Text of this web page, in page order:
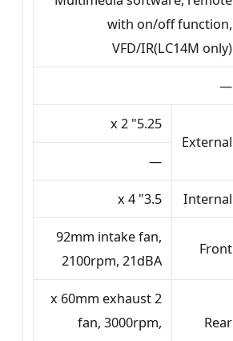
with on/off function,
VFD/IR(LC14M only)
—
External
5.25" x 2
—
Internal
3.5" x 4
Front
92mm intake fan,
2100rpm, 21dBA
Rear
2 x 60mm exhaust
fan, 3000rpm,